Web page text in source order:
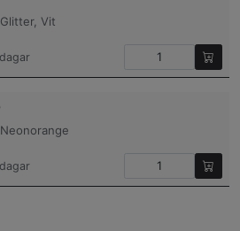
Vit